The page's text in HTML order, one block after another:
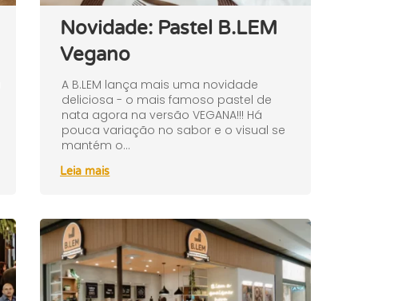
Novidade: Pastel B.LEM
Vegano
A B.LEM lança mais uma novidade
deliciosa - o mais famoso pastel de
nata agora na versão VEGANA!!! Há
pouca variação no sabor e o visual se
mantém o...
Leia mais